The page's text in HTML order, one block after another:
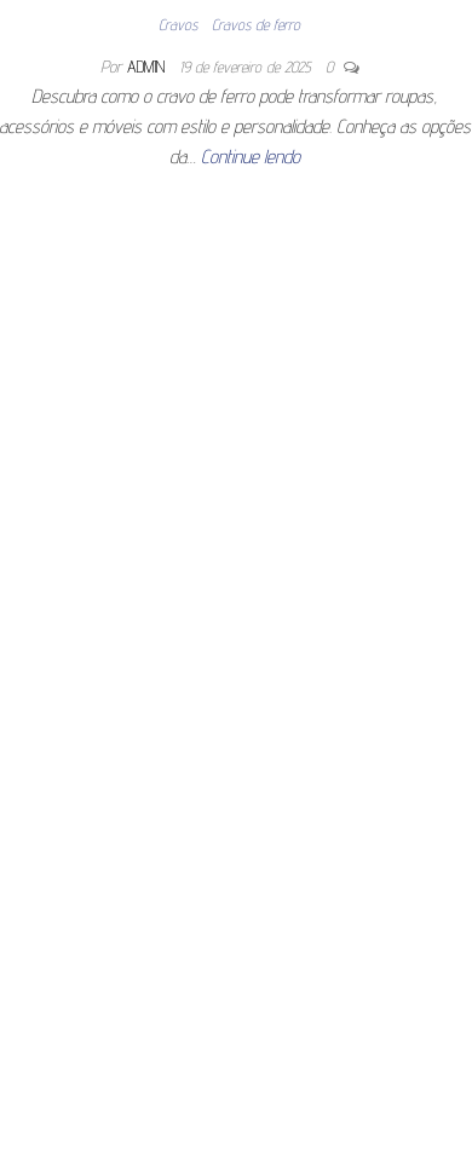
Cravos Cravos de ferro
Por ADMIN 19 de fevereiro de 2025 0
Descubra como o cravo de ferro pode transformar roupas,
acessórios e móveis com estilo e personalidade. Conheça as opções
da… Continue lendo